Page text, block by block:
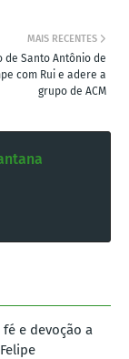
MAIS RECENTES
de Santo Antônio de
com Rui e adere a
grupo de ACM
e devoção a